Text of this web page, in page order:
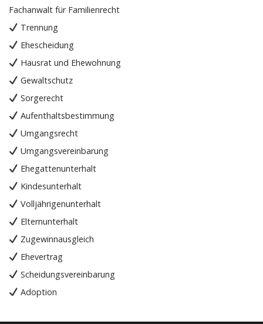
Fachanwalt für Familienrecht
Trennung
Ehescheidung
Hausrat und Ehewohnung
Gewaltschutz
Sorgerecht
Aufenthaltsbestimmung
Umgangsrecht
Umgangsvereinbarung
Ehegattenunterhalt
Kindesunterhalt
Volljährigenunterhalt
Elternunterhalt
Zugewinnausgleich
Ehevertrag
Scheidungsvereinbarung
Adoption